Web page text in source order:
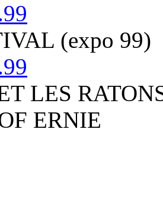
(expo 99)
LES
ERNIE